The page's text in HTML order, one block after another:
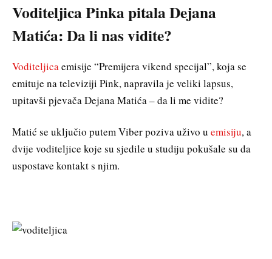
Voditeljica Pinka pitala Dejana
Matića: Da li nas vidite?
Voditeljicaemisije “Premijera vikend specijal”, koja se
emituje na televiziji Pink, napravila je veliki lapsus,
upitavši pjevača Dejana Matića – da li me vidite?
Matić se uključio putem Viber poziva uživo u emisiju, a
dvije voditeljice koje su sjedile u studiju pokušale su da
uspostave kontakt s njim.